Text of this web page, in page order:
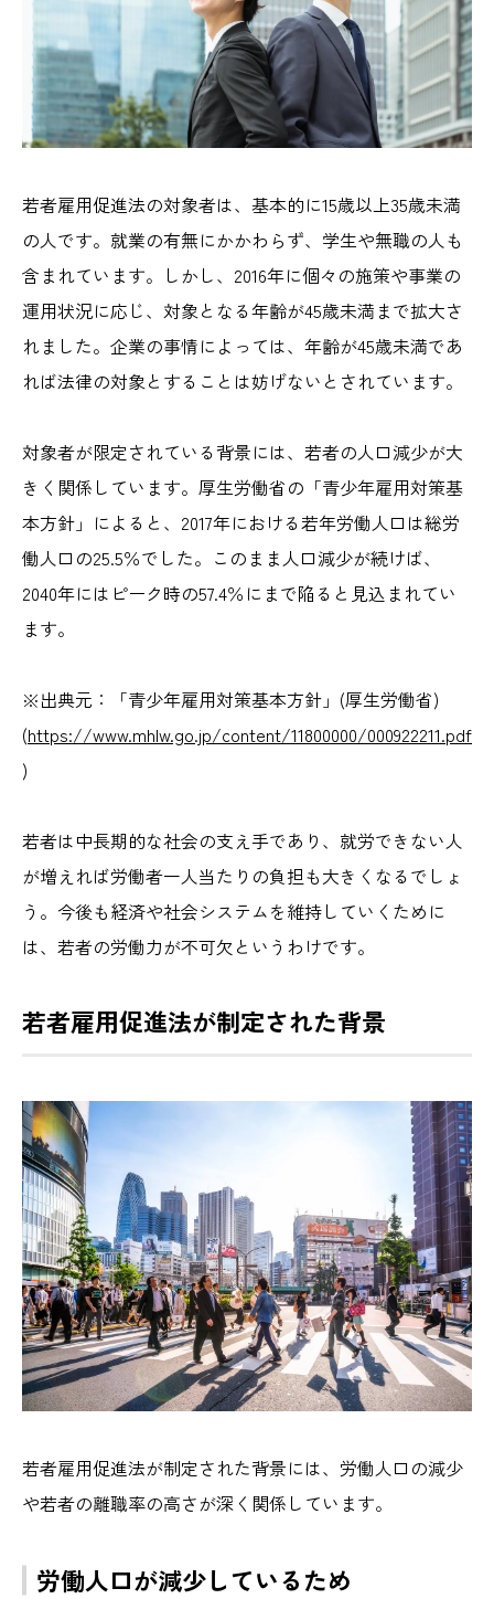
若者雇用促進法の対象者は、基本的に15歳以上35歳未満
の人です。就業の有無にかかわらず、学生や無職の人も
含まれています。しかし、2016年に個々の施策や事業の
運用状況に応じ、対象となる年齢が45歳未満まで拡大さ
れました。企業の事情によっては、年齢が45歳未満であ
れば法律の対象とすることは妨げないとされています。
対象者が限定されている背景には、若者の人口減少が大
きく関係しています。厚生労働省の「青少年雇用対策基
本方針」によると、2017年における若年労働人口は総労
働人口の25.5％でした。このまま人口減少が続けば、
2040年にはピーク時の57.4％にまで陥ると見込まれてい
ます。
※出典元：「青少年雇用対策基本方針」(厚生労働省)
(https://www.mhlw.go.jp/content/11800000/000922211.pdf
)
若者は中長期的な社会の支え手であり、就労できない人
が増えれば労働者一人当たりの負担も大きくなるでしょ
う。今後も経済や社会システムを維持していくために
は、若者の労働力が不可欠というわけです。
若者雇用促進法が制定された背景
若者雇用促進法が制定された背景には、労働人口の減少
や若者の離職率の高さが深く関係しています。
労働人口が減少しているため